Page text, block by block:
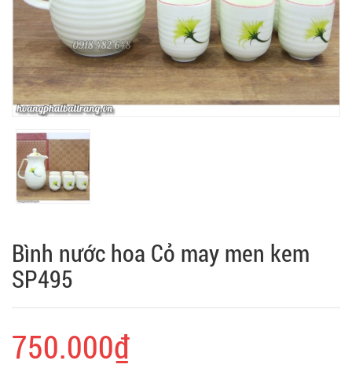
Bình nước hoa Cỏ may men kem
SP495
750.000₫